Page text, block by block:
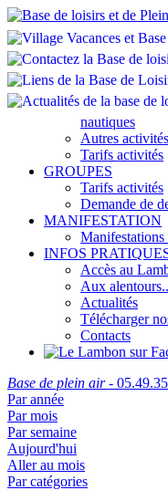
nautiques
Autres activités
Tarifs activités
GROUPES
Tarifs activités
Demande de
MANIFESTATION
INFOS
Accès au
Aux
Actualités
Télécharger
Contacts
Base de plein air-
Par année
Par mois
Par semaine
Aujourd'hui
Aller au mois
Par catégories